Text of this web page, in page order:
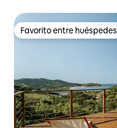
Favorito entre huéspedes
Favorito entre huéspedes